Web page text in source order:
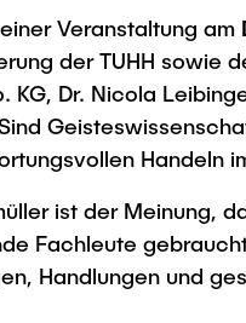
und Broschüren
spektrum
Shop
an der TUHH
ums Studium
Education
HUB "Engineering to
Change"
und Institute
und
und Institute
Hub
Veranstaltung am
der TUHH
KG, Dr. Nicola
Handeln
ist der Meinung,
Fachleute
Handlungen und